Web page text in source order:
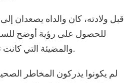
قبل ولادته، كان والداه يصعدان
للحصول على رؤية أوضح
والمضيئة التي كانت ترتفع عالياً في السماء.